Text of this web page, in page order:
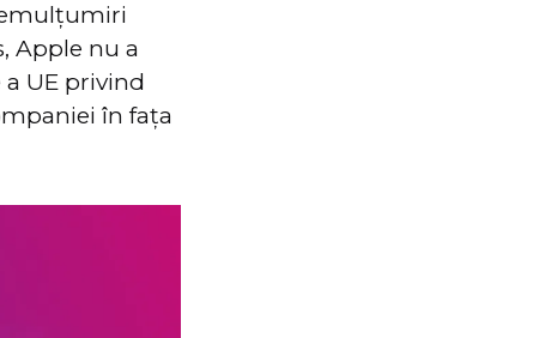
Apple nu a
UE privind
în fața